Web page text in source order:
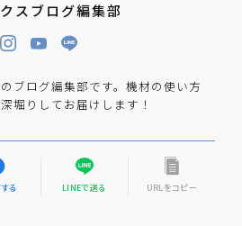
スブログ編集部
ブログ編集部です。機材の使い方
堀りしてお届けします！
る LINEで送る URLをコピー